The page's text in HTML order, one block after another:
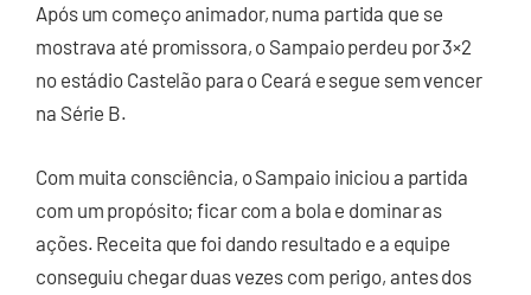
Após um começo animador, numa partida que se
mostrava até promissora, o Sampaio perdeu por 3×2
no estádio Castelão para o Ceará e segue sem vencer
na Série B.
Com muita consciência, o Sampaio iniciou a partida
com um propósito; ficar com a bola e dominar as
ações. Receita que foi dando resultado e a equipe
conseguiu chegar duas vezes com perigo, antes dos